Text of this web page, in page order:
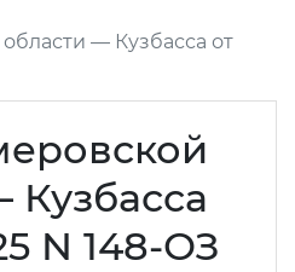
— Кузбасса от
Кузбасса
N 148-ОЗ